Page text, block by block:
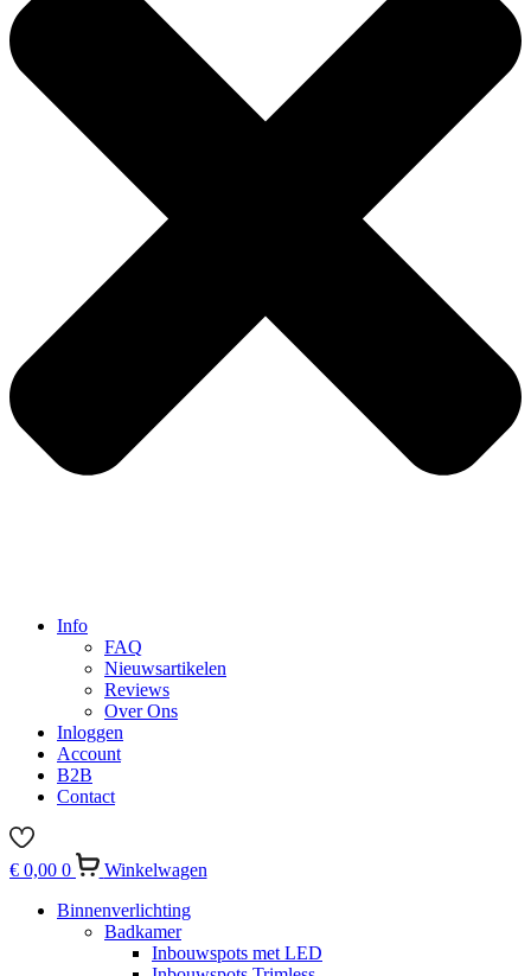
Info
FAQ
Nieuwsartikelen
Reviews
Over Ons
Inloggen
Account
B2B
Contact
€ 0,00 0
Winkelwagen
Binnenverlichting
Badkamer
Inbouwspots met LED